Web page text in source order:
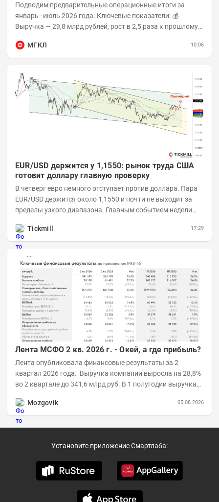
Подводим предварительные операционные итоги за
январь–июль 2026 года. Ключевые показатели: 💰
Выручка — 29,8 млрд рублей, рост в 2,5 раза к прошлому
МГКЛ
10:06
EUR/USD держится у 1,1550: рынок труда США
готовит доллару главную проверку
В четверг евро немного отступает против доллара. Пара
EUR/USD держится около 1,1550 и почти не выходит за
пределы узкого диапазона. Главным событием недели
Tickmill
17:29
Лента МСФО 2 кв. 2026 г. - Окей, а где прибыль?
Лента опубликовала финансовые результаты за 2
квартал 2026 года. Выручка компании выросла на 28,8%
во 2 квартале до 341,6 млрд руб. В 1 полугодии выручка
Mozgovik
05.08.2026
Установите приложение Смартлаба: